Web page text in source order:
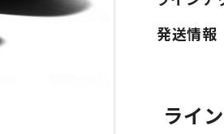
ライ